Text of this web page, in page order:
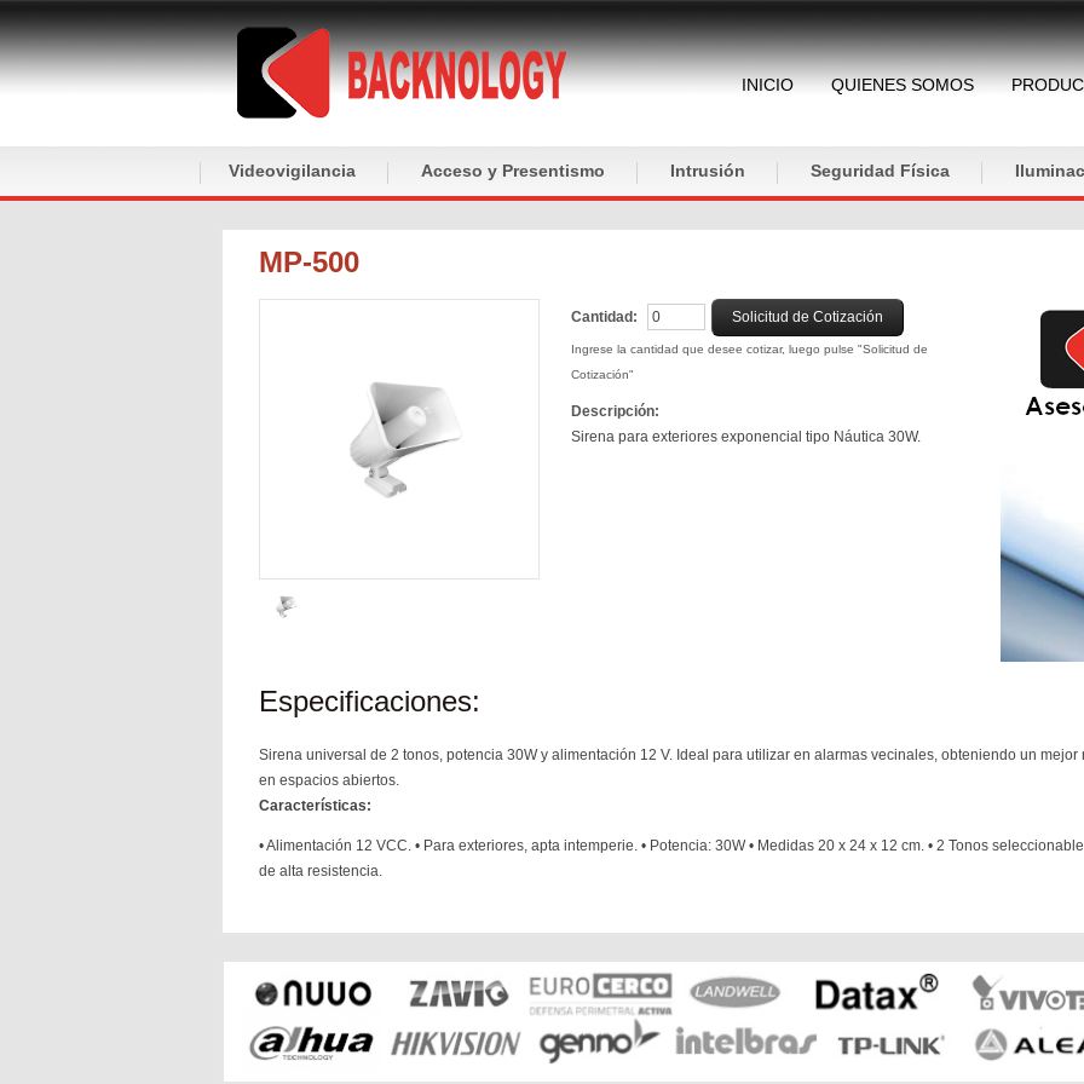
INICIO QUIENES SOMOS
Videovigilancia Acceso y Presentismo Intrusión Seguridad Física
MP-500
Cantidad: Solicitud de Cotización
Ingrese la cantidad que desee cotizar, luego pulse "Solicitud de
Cotización"
Descripción:
Sirena para exteriores exponencial tipo Náutica 30W.
Especificaciones:
Sirena universal de 2 tonos, potencia 30W y alimentación 12 V. Ideal para utilizar en alarmas vecinales, obteniendo un
en espacios abiertos.
Características:
• Alimentación 12 VCC. • Para exteriores, apta intemperie. • Potencia: 30W • Medidas 20 x 24 x 12 cm. • 2 Tonos
de alta resistencia.